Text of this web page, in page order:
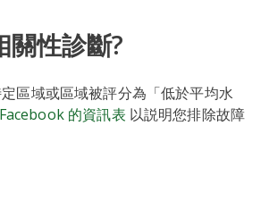
關性診斷?
區域或區域被評分為「低於平均水
的資訊表 以説明您排除故障